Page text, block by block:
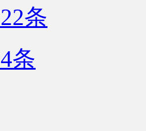
22条
4条